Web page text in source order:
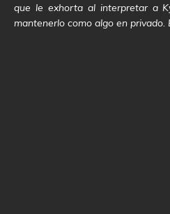
que le exhorta al interpretar a
mantenerlo como algo en privado.